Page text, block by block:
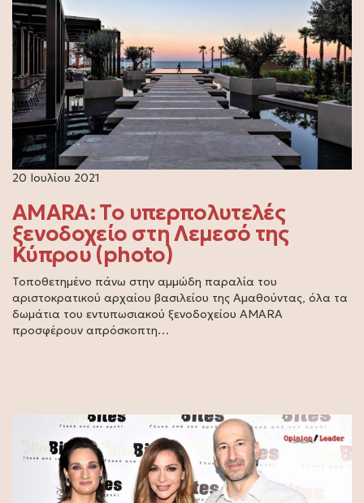
20 Ιουλίου 2021
AMARA: Το υπερπολυτελές
ξενοδοχείο στη Λεμεσό της
Κύπρου (photo)
Τοποθετημένο πάνω στην αμμώδη παραλία του
αριστοκρατικού αρχαίου βασιλείου της Αμαθούντας, όλα τα
δωμάτια του εντυπωσιακού ξενοδοχείου AMARA
προσφέρουν απρόσκοπτη…